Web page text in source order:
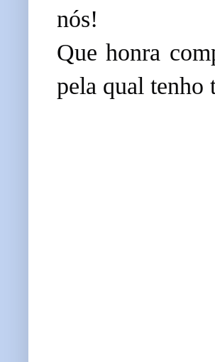
nós!
Que honra
pela qual tenho